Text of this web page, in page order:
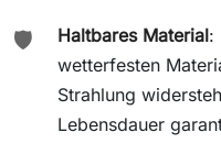
🛡️ Haltbares Material:
wetterfesten
Strahlung
Lebensdauer